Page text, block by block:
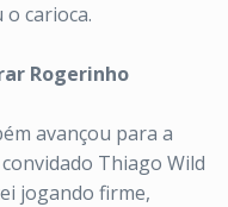
o carioca.
Rogerinho
avançou para a
Thiago Wild
jogando firme,